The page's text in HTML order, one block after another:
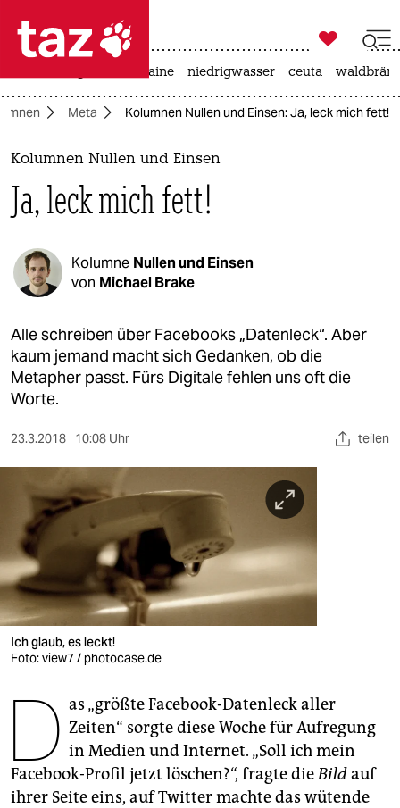
 taz zahl ich
taz zahl ich
themen
politik
öko
gesellschaft
kultur
sport
berlin
nord
wahrheit
verlag
verlag
veranstaltungen
shop
fragen & hilfe
unterstützen
genossenschaft
epaper login

taz zahl ich
krieg in der ukraine niedrigwasser ceuta
Meta Kolumnen Nullen und Einsen: Ja, leck mich fett!
Kolumnen Nullen und Einsen
Ja, leck mich fett!
Kolumne Nullen und Einsen
von Michael Brake
Alle schreiben über Facebooks „Datenleck“. Aber
kaum jemand macht sich Gedanken, ob die
Metapher passt. Fürs Digitale fehlen uns oft die
Worte.
23.3.2018 10:08 Uhr teilen
Ich glaub, es leckt!
Foto: view7 / photocase.de
D as „größte Facebook-Datenleck aller
Zeiten“ sorgte diese Woche für Aufregung
in Medien und Internet. „Soll ich mein
Facebook-Profil jetzt löschen?“, fragte dieBildauf
ihrer Seite eins, auf Twitter machte das wütende